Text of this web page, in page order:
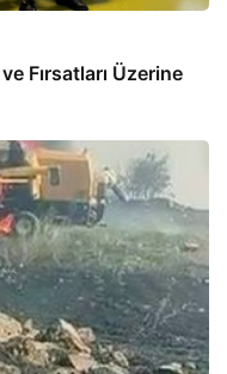
Fırsatları Üzerine